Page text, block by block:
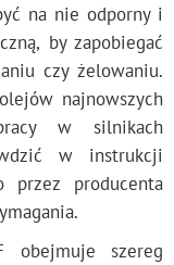
na nie odporny i
by zapobiegać
czy żelowaniu.
najnowszych
w silnikach
w instrukcji
przez producenta
obejmuje szereg